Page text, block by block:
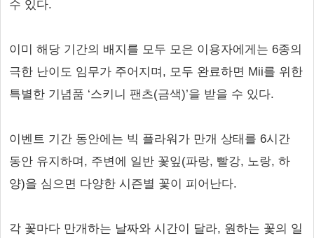
수 있다.
이미 해당 기간의 배지를 모두 모은 이용자에게는 6종의
극한 난이도 임무가 주어지며, 모두 완료하면 Mii를 위한
특별한 기념품 ‘스키니 팬츠(금색)’을 받을 수 있다.
이벤트 기간 동안에는 빅 플라워가 만개 상태를 6시간
동안 유지하며, 주변에 일반 꽃잎(파랑, 빨강, 노랑, 하
양)을 심으면 다양한 시즌별 꽃이 피어난다.
각 꽃마다 만개하는 날짜와 시간이 달라, 원하는 꽃의 일